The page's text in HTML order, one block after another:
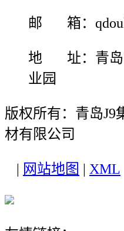
邮 箱：
地 址：青岛
业园
版权所有：青岛J9
材有限公司
网站地图 XML